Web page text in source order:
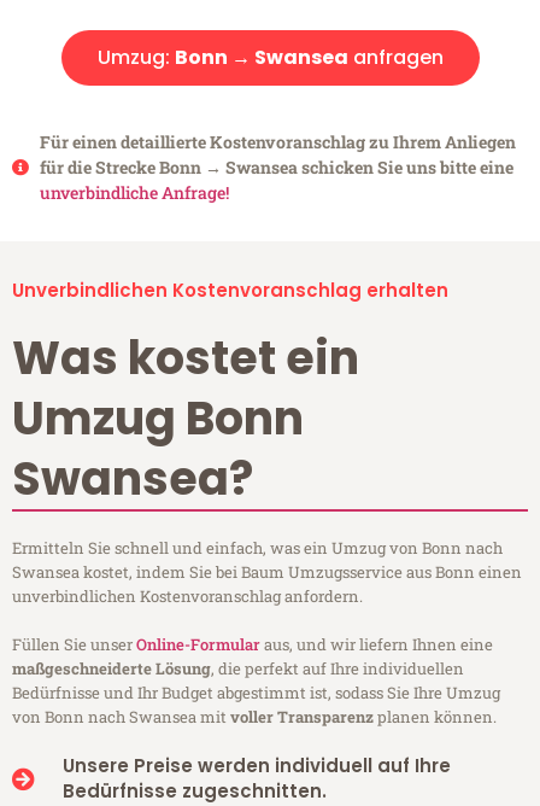
Umzug: Bonn → Swansea anfragen
Für einen detaillierte Kostenvoranschlag zu Ihrem Anliegen
für die Strecke Bonn → Swansea schicken Sie uns bitte eine
unverbindliche Anfrage!
Unverbindlichen Kostenvoranschlag erhalten
Was kostet ein
Umzug Bonn
Swansea?
Ermitteln Sie schnell und einfach, was ein Umzug von Bonn nach
Swansea kostet, indem Sie bei Baum Umzugsservice aus Bonn einen
unverbindlichen Kostenvoranschlag anfordern.
Füllen Sie unserOnline-Formularaus, und wir liefern Ihnen eine
maßgeschneiderte Lösung, die perfekt auf Ihre individuellen
Bedürfnisse und Ihr Budget abgestimmt ist, sodass Sie Ihre Umzug
von Bonn nach Swansea mitvoller Transparenzplanen können.
Unsere Preise werden individuell auf Ihre
Bedürfnisse zugeschnitten.